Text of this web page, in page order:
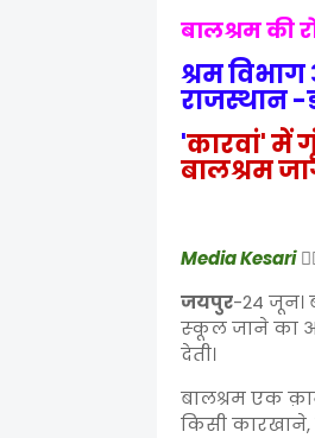
बालश्रम की
श्रम
राजस्थान
'कारवां' में
बालश्रम
Media Kesari
जयपुर-24 जून।
स्‍कूल जाने का
देती।
बालश्रम एक
किसी